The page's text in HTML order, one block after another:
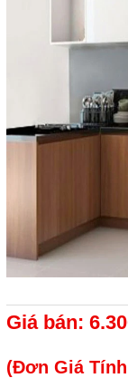
Giá bán:
(Đơn Giá